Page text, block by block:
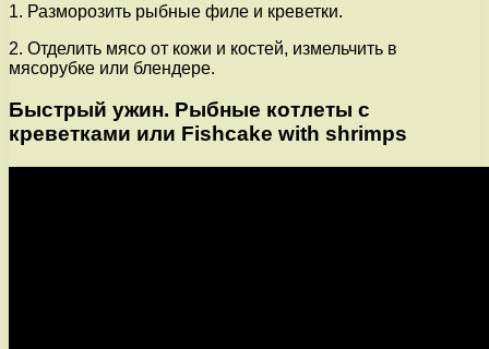
1. Разморозить рыбные филе и креветки.
2. Отделить мясо от кожи и костей, измельчить в
мясорубке или блендере.
Быстрый ужин. Рыбные котлеты с
креветками или Fishcake with shrimps